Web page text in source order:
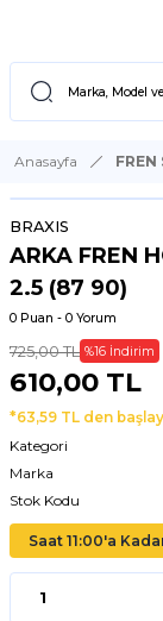
Anasayfa FREN
BRAXIS
ARKA FREN
2.5 (87 90)
0 Puan - 0 Yorum
725,00 TL %16 İndirim
610,00 TL
*63,59 TL den
Kategori
Marka
Stok Kodu
Saat 11:00'a